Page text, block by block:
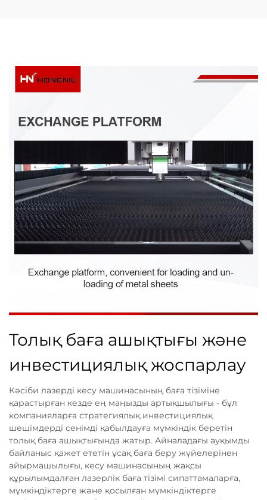
Толық баға ашықтығы және
инвестициялық жоспарлау
Кәсіби лазерді кесу машинасының баға тізіміне
қарастырған кезде ең маңызды артықшылығы - бұл
компанияларға стратегиялық инвестициялық
шешімдерді сенімді қабылдауға мүмкіндік беретін
толық баға ашықтығында жатыр. Айналадағы ауқымды
байланыс қажет ететін ұсақ баға беру жүйелерінен
айырмашылығы, кесу машинасының жақсы
құрылымдалған лазерлік баға тізімі сипаттамаларға,
мүмкіндіктерге және қосылған мүмкіндіктерге